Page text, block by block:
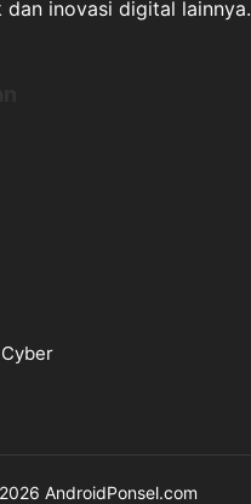
dan inovasi digital lainnya.
2026 AndroidPonsel.com